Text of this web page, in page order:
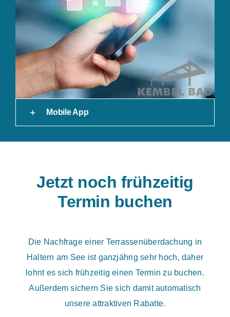
Mobile App
Jetzt noch frühzeitig
Termin buchen
Die Nachfrage einer Terrassenüberdachung in
Haltern am See ist ganzjährig sehr hoch, daher
lohnt es sich frühzeitig einen Termin zu buchen.
Außerdem sichern Sie sich damit automatisch
unsere attraktiven Rabatte.